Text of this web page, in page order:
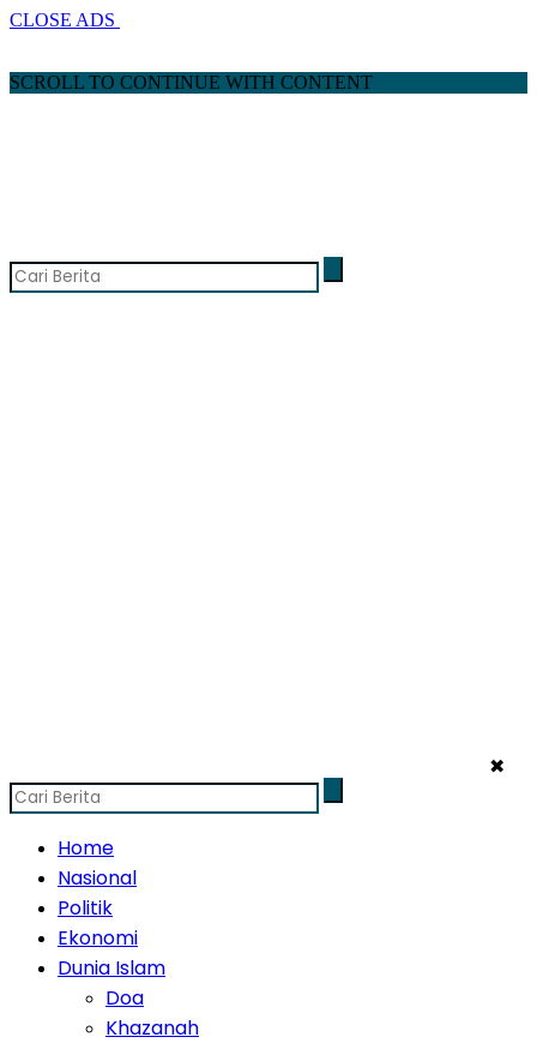
CLOSE ADS
SCROLL TO CONTINUE WITH CONTENT
✖
Home
Nasional
Politik
Ekonomi
Dunia Islam
Doa
Khazanah